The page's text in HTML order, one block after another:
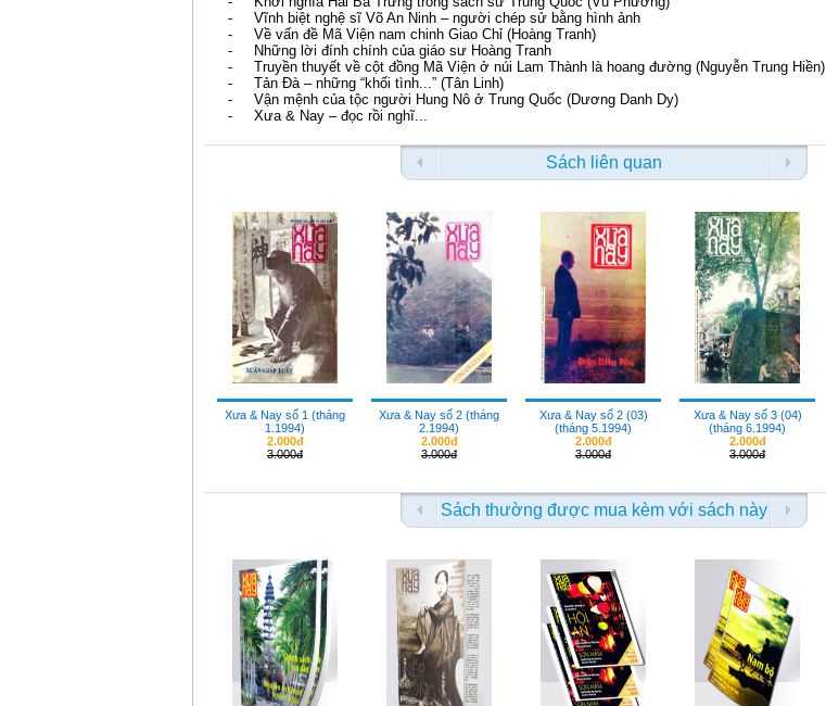
-
Vĩnh biệt nghệ sĩ Võ An Ninh – người chép sử bằng hình ảnh
-
Về vấn đề Mã Viện nam chinh Giao Chỉ (Hoàng Tranh)
-
Những lời đính chính của giáo sư Hoàng Tranh
-
Truyền thuyết về cột đồng Mã Viện ở núi Lam Thành là hoang đường (Nguyễn Trung Hiền)
-
Tản Đà – những “khối tình...” (Tân Linh)
-
Vận mệnh của tộc người Hung Nô ở Trung Quốc (Dương Danh Dy)
-
Xưa & Nay – đọc rồi nghĩ...
Sách liên quan
Xưa & Nay số 1 (tháng
1.1994)
2.000đ
3.000đ
Xưa & Nay số 2 (tháng
2.1994)
2.000đ
3.000đ
Xưa & Nay số 2 (03)
(tháng 5.1994)
2.000đ
3.000đ
Xưa & Nay số 3 (04)
(tháng 6.1994)
2.000đ
3.000đ
Sách thường được mua kèm với sách này